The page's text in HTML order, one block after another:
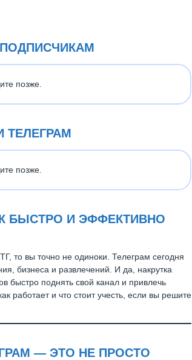
позже.
ТЕЛЕГРАМ
позже.
БЫСТРО И ЭФФЕКТИВНО
то вы точно не одиноки. Телеграм сегодня
бизнеса и развлечений. И да, накрутка
быстро поднять свой канал и привлечь
работает и что стоит учесть, если вы решите
— ЭТО НЕ ПРОСТО